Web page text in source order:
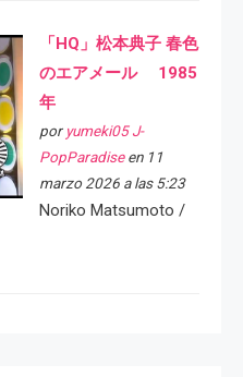
「HQ」松本典子 春色
のエアメール 1985
年
por yumeki05 J-
PopParadiseen 11
marzo 2026 a las 5:23
Noriko Matsumoto /